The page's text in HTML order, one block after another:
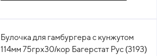
Булочка для гамбургера с кунжутом
114мм 75грх30/кор Багерстат Рус (3193)